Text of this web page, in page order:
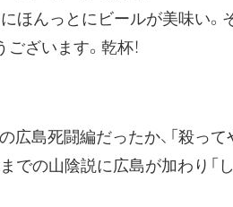
ほんっとにビールが美味い。
ざいます。乾杯！
広島死闘編だったか、「殺って
での山陰説に広島が加わり「